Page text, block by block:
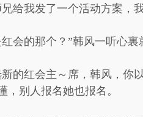
给我发了一个活动方案，
会的那个？”韩风一听心
的红会主～席，韩风，你
，别人报名她也报名。